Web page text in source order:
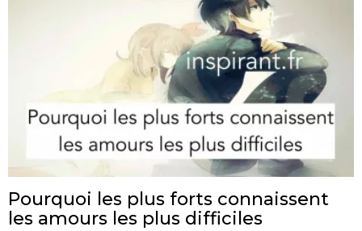
Pourquoi les plus forts connaissent
les amours les plus difficiles